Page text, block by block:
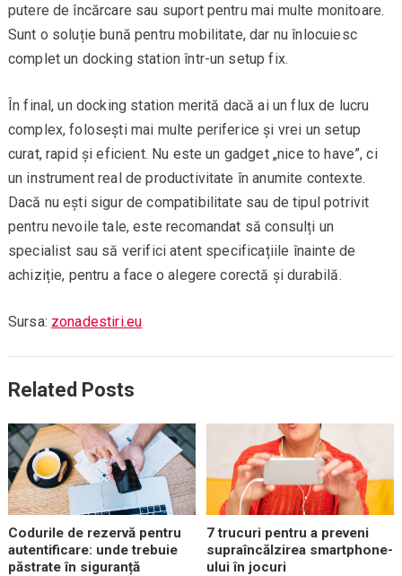
putere de încărcare sau suport pentru mai multe monitoare.
Sunt o soluție bună pentru mobilitate, dar nu înlocuiesc
complet un docking station într-un setup fix.
În final, un docking station merită dacă ai un flux de lucru
complex, folosești mai multe periferice și vrei un setup
curat, rapid și eficient. Nu este un gadget „nice to have”, ci
un instrument real de productivitate în anumite contexte.
Dacă nu ești sigur de compatibilitate sau de tipul potrivit
pentru nevoile tale, este recomandat să consulți un
specialist sau să verifici atent specificațiile înainte de
achiziție, pentru a face o alegere corectă și durabilă.
Sursa: zonadestiri.eu
Related Posts
Codurile de rezervă pentru
autentificare: unde trebuie
păstrate în siguranță
7 trucuri pentru a preveni
supraîncălzirea smartphone-
ului în jocuri